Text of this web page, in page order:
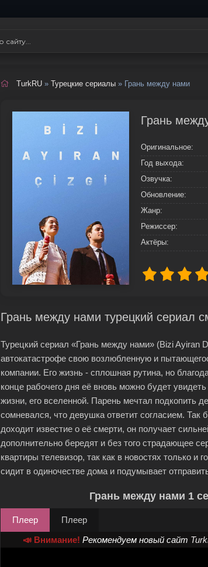
TurkRU » Турецкие сериалы » Грань между нами
Грань
Оригинальное:
Год выхода:
Озвучка:
Обновление:
Жанр:
Режиссер:
Актёры:
Грань между нами турецкий сериал
Турецкий сериал «Грань между нами» (Bizi Ayiran
автокатастрофе свою возлюбленную и
компании. Его жизнь - сплошная рутина, но
конце рабочего дня её вновь можно будет
жизни, его вселенной. Парень мечтал подкопить
сомневался, что девушка ответит согласием.
доходит известие о её смерти, он получает
дополнительно бередят и без того страдающее
квартиры телевизор, так как в новостях только и
сидит в одиночестве дома и подумывает
Грань между нами 1
Плеер Плеер
📣 Внимание! Рекомендуем новый сайт